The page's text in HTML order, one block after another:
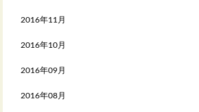
2016年11月
2016年10月
2016年09月
2016年08月